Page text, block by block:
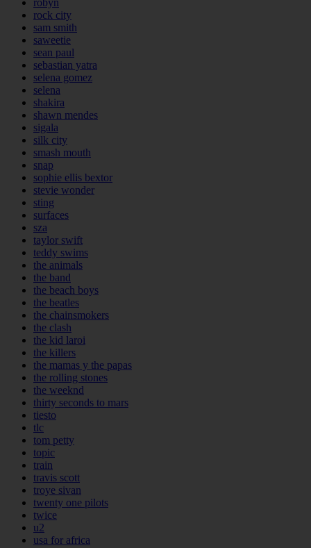
robyn
rock city
sam smith
saweetie
sean paul
sebastian yatra
selena gomez
selena
shakira
shawn mendes
sigala
silk city
smash mouth
snap
sophie ellis bextor
stevie wonder
sting
surfaces
sza
taylor swift
teddy swims
the animals
the band
the beach boys
the beatles
the chainsmokers
the clash
the kid laroi
the killers
the mamas y the papas
the rolling stones
the weeknd
thirty seconds to mars
tiesto
tlc
tom petty
topic
train
travis scott
troye sivan
twenty one pilots
twice
u2
usa for africa